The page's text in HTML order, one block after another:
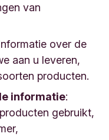
van
over de
aan u leveren,
producten.
informatie:
gebruikt,